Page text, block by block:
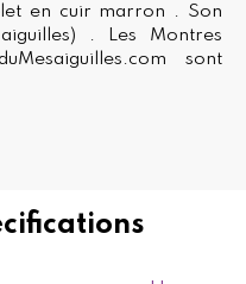
en cuir marron . Son
. Les Montres
sont